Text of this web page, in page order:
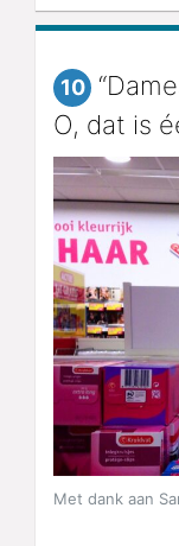
10
O, dat is
Met dank aan